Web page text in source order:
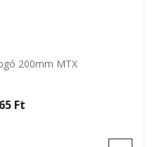
200mm MTX
Ft‎